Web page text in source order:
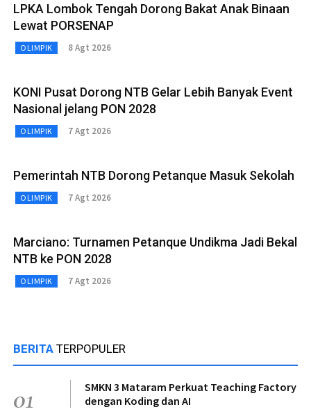
LPKA Lombok Tengah Dorong Bakat Anak Binaan
Lewat PORSENAP
OLIMPIK 8 Agt 2026
KONI Pusat Dorong NTB Gelar Lebih Banyak Event
Nasional jelang PON 2028
OLIMPIK 7 Agt 2026
Pemerintah NTB Dorong Petanque Masuk Sekolah
OLIMPIK 7 Agt 2026
Marciano: Turnamen Petanque Undikma Jadi Bekal
NTB ke PON 2028
OLIMPIK 7 Agt 2026
BERITA TERPOPULER
01
SMKN 3 Mataram Perkuat Teaching Factory
dengan Koding dan AI